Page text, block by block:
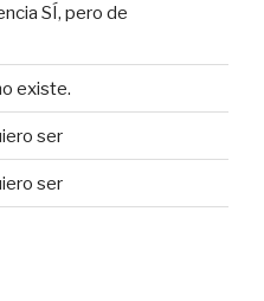
SÍ, pero de
existe.
ser
ser